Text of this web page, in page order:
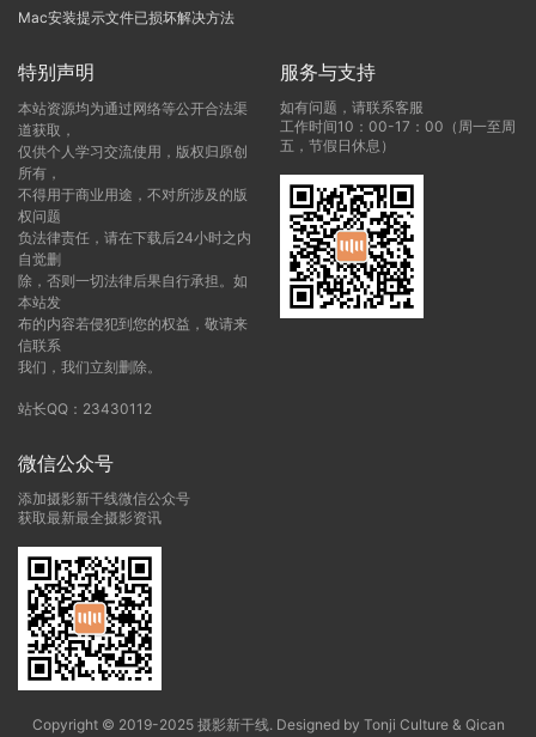
Mac安装提示文件已损坏解决方法
特别声明
本站资源均为通过网络等公开合法渠
道获取，
仅供个人学习交流使用，版权归原创
所有，
不得用于商业用途，不对所涉及的版
权问题
负法律责任，请在下载后24小时之内
自觉删
除，否则一切法律后果自行承担。如
本站发
布的内容若侵犯到您的权益，敬请来
信联系
我们，我们立刻删除。
站长QQ：23430112
服务与支持
如有问题，请联系客服
工作时间10：00-17：00（周一至周
五，节假日休息）
微信公众号
添加摄影新干线微信公众号
获取最新最全摄影资讯
Copyright © 2019-2025 摄影新干线. Designed by Tonji Culture & Qican